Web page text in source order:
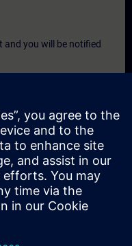
and you will be notified
for this training, for
then please click the
personal details and
you.